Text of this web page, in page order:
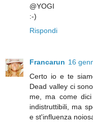
@YOGI
:-)
Rispondi
Francarun 16
Certo io e te
Dead valley ci
me, ma come
indistruttibili, ma
e st'influenza